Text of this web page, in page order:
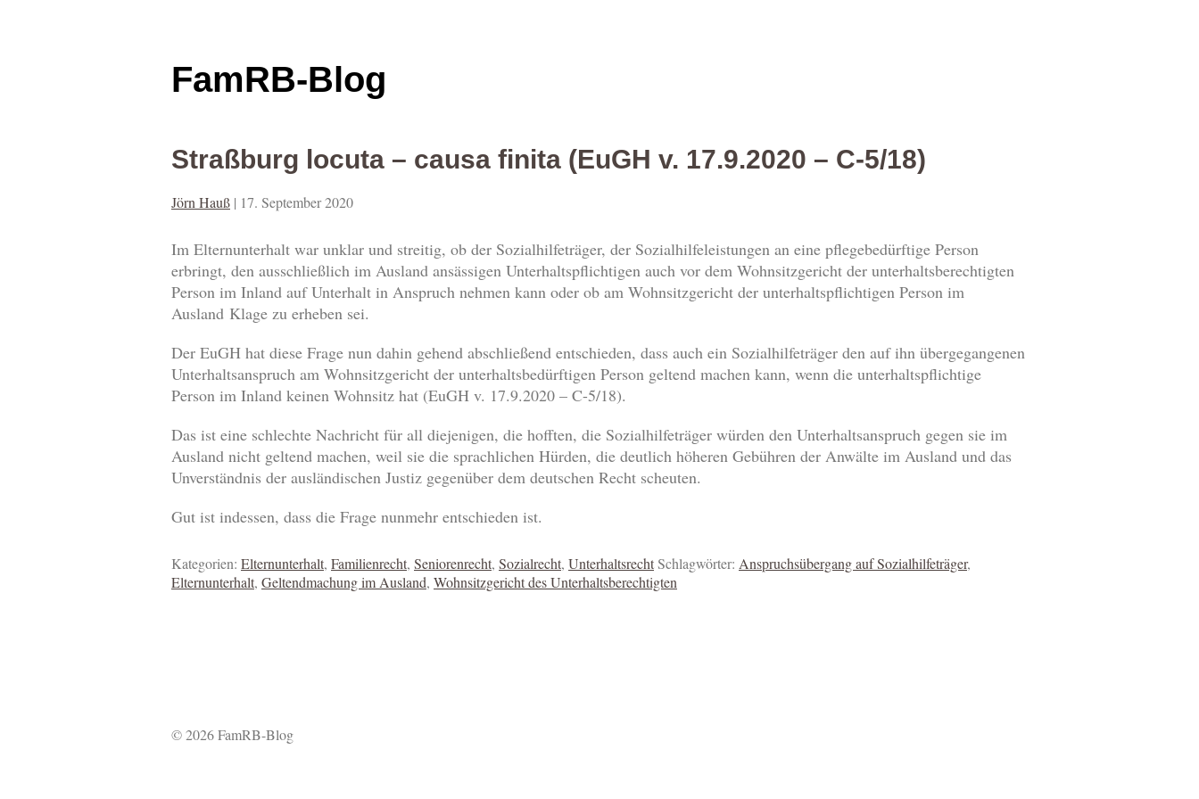
FamRB-Blog
Straßburg locuta – causa finita (EuGH v. 17.9.2020 – C-5/18)
Jörn Hauß | 17. September 2020
Im Elternunterhalt war unklar und streitig, ob der Sozialhilfeträger, der Sozialhilfeleistungen an eine pflegebedürftige Person
erbringt, den ausschließlich im Ausland ansässigen Unterhaltspflichtigen auch vor dem Wohnsitzgericht der unterhaltsberechtigten
Person im Inland auf Unterhalt in Anspruch nehmen kann oder ob am Wohnsitzgericht der unterhaltspflichtigen Person im
Ausland Klage zu erheben sei.
Der EuGH hat diese Frage nun dahin gehend abschließend entschieden, dass auch ein Sozialhilfeträger den auf ihn übergegangenen
Unterhaltsanspruch am Wohnsitzgericht der unterhaltsbedürftigen Person geltend machen kann, wenn die unterhaltspflichtige
Person im Inland keinen Wohnsitz hat (EuGH v. 17.9.2020 – C-5/18).
Das ist eine schlechte Nachricht für all diejenigen, die hofften, die Sozialhilfeträger würden den Unterhaltsanspruch gegen sie im
Ausland nicht geltend machen, weil sie die sprachlichen Hürden, die deutlich höheren Gebühren der Anwälte im Ausland und das
Unverständnis der ausländischen Justiz gegenüber dem deutschen Recht scheuten.
Gut ist indessen, dass die Frage nunmehr entschieden ist.
Kategorien: Elternunterhalt, Familienrecht, Seniorenrecht, Sozialrecht, UnterhaltsrechtSchlagwörter: Anspruchsübergang auf Sozialhilfeträger,
Elternunterhalt, Geltendmachung im Ausland, Wohnsitzgericht des Unterhaltsberechtigten
© 2026 FamRB-Blog